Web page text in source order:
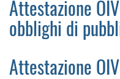
Attestazione
obblighi di
Attestazione